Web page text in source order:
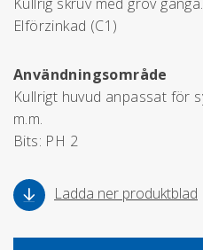
Elförzinkad (C1)
Användningsområde
Kullrigt huvud anpassat för
m.m.
Bits: PH 2
Ladda ner produktblad